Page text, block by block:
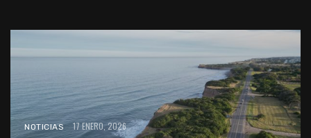
NOTICIAS 17 ENERO, 2026